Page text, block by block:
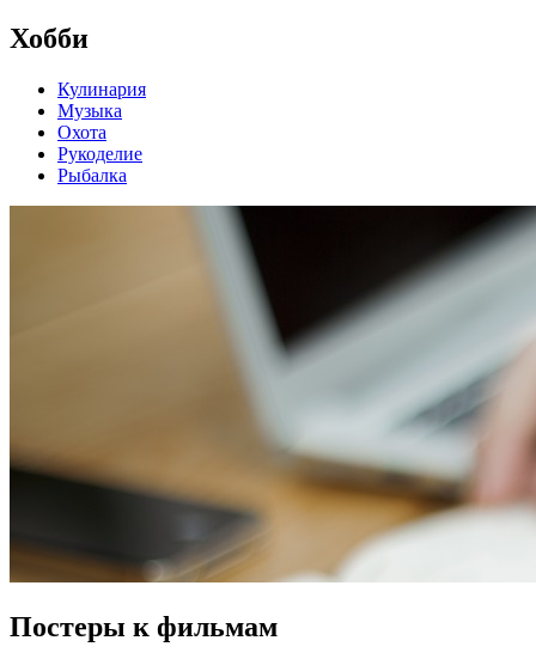
Хобби
Кулинария
Музыка
Охота
Рукоделие
Рыбалка
Постеры к фильмам